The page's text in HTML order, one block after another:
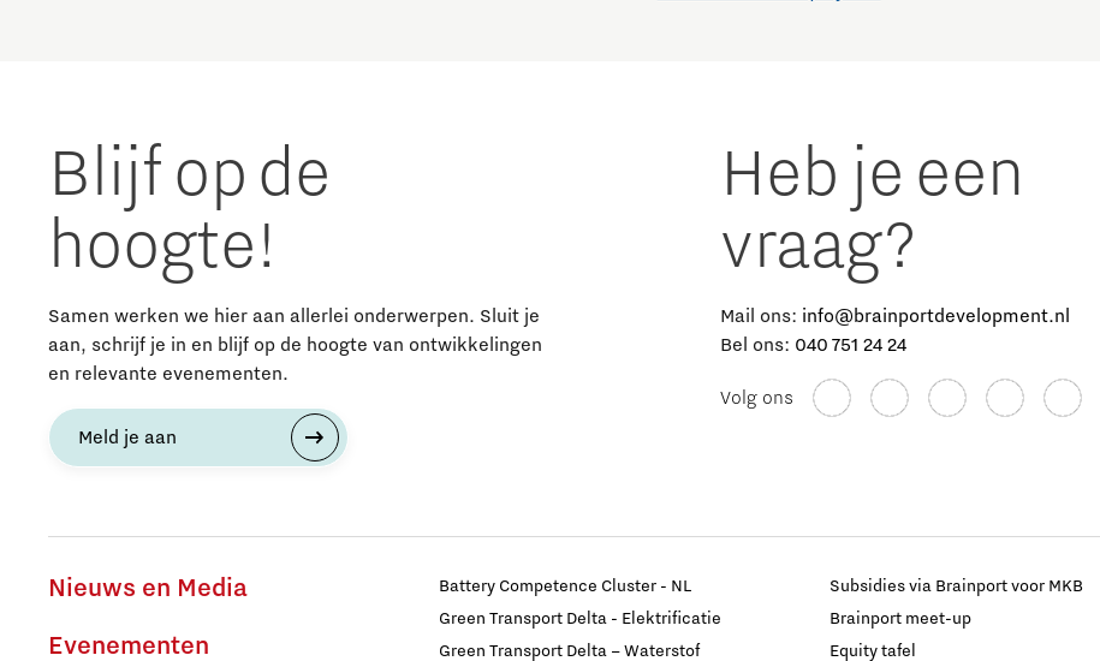
Blijf op de
hoogte!
Samen werken we hier aan allerlei onderwerpen. Sluit je
aan, schrijf je in en blijf op de hoogte van ontwikkelingen
en relevante evenementen.
Meld je aan
Heb je een
vraag?
Mail ons: info@brainportdevelopment.nl
Bel ons: 040 751 24 24
Volg ons
Nieuws en Media
Evenementen
Battery Competence Cluster - NL
Green Transport Delta - Elektrificatie
Green Transport Delta – Waterstof
Subsidies via Brainport voor MKB
Brainport meet-up
Equity tafel